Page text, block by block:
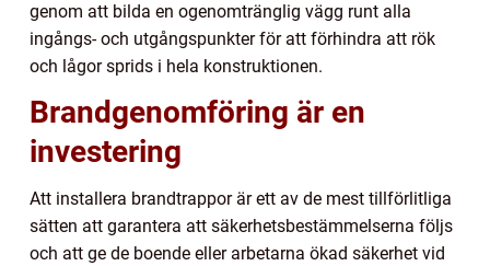
genom att bilda en ogenomtränglig vägg runt alla
ingångs- och utgångspunkter för att förhindra att rök
och lågor sprids i hela konstruktionen.
Brandgenomföring är en
investering
Att installera brandtrappor är ett av de mest tillförlitliga
sätten att garantera att säkerhetsbestämmelserna följs
och att ge de boende eller arbetarna ökad säkerhet vid